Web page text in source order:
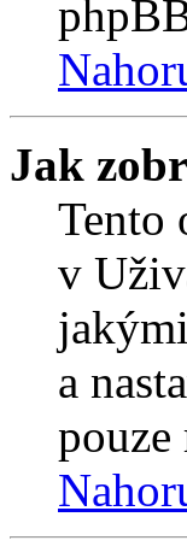
Jak
Tento
v
a